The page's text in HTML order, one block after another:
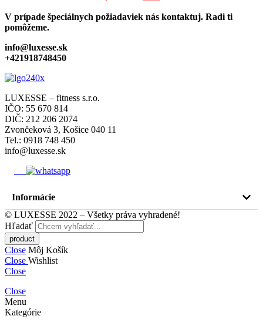
V prípade špeciálnych požiadaviek nás kontaktuj. Radi ti
pomôžeme.
info@luxesse.sk
+421918748450
LUXESSE – fitness s.r.o.
IČO: 55 670 814
DIČ: 212 206 2074
Zvončeková 3, Košice 040 11
Tel.: 0918 748 450
info@luxesse.sk
Informácie
© LUXESSE 2022 – Všetky práva vyhradené!
Hľadať
Close Môj Košík
Close Wishlist
Close
Close
Menu
Kategórie